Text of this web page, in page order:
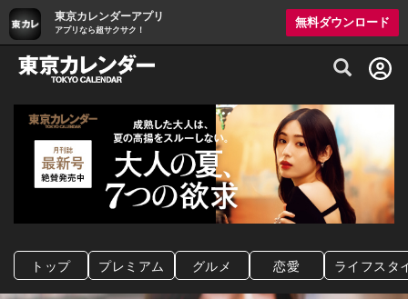
東京カレンダーアプリ
アプリなら超サクサク！
無料ダウンロード
グルメ情報・プレミアムレストラン予約
トップ プレミアム グルメ 恋愛 ライフスタ